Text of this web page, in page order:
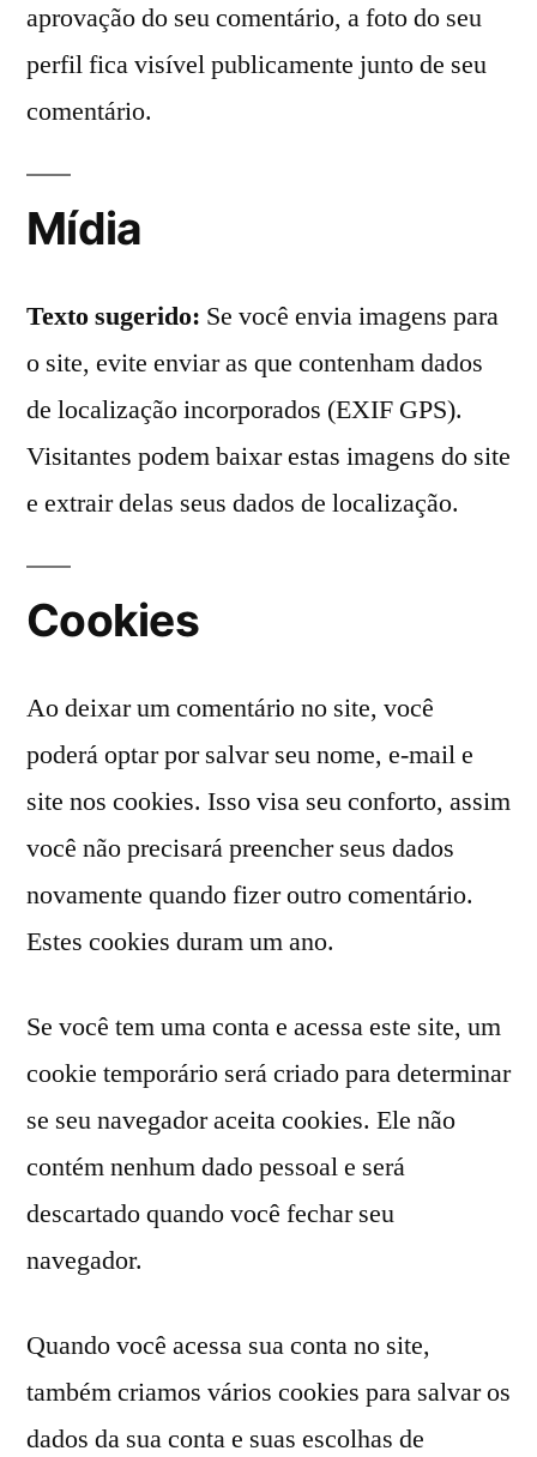
aprovação do seu comentário, a foto do seu
perfil fica visível publicamente junto de seu
comentário.
Mídia
Texto sugerido: Se você envia imagens para
o site, evite enviar as que contenham dados
de localização incorporados (EXIF GPS).
Visitantes podem baixar estas imagens do site
e extrair delas seus dados de localização.
Cookies
Ao deixar um comentário no site, você
poderá optar por salvar seu nome, e-mail e
site nos cookies. Isso visa seu conforto, assim
você não precisará preencher seus dados
novamente quando fizer outro comentário.
Estes cookies duram um ano.
Se você tem uma conta e acessa este site, um
cookie temporário será criado para determinar
se seu navegador aceita cookies. Ele não
contém nenhum dado pessoal e será
descartado quando você fechar seu
navegador.
Quando você acessa sua conta no site,
também criamos vários cookies para salvar os
dados da sua conta e suas escolhas de